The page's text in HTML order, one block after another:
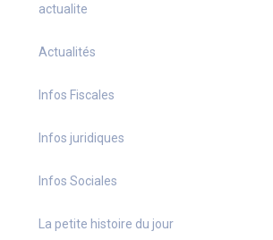
actualite
Actualités
Infos Fiscales
Infos juridiques
Infos Sociales
La petite histoire du jour